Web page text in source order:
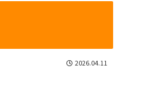
2026.04.11